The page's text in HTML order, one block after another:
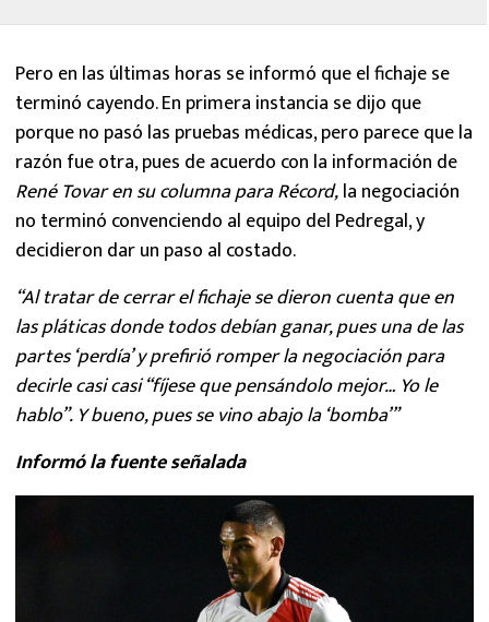
Pero en las últimas horas se informó que el fichaje se
terminó cayendo. En primera instancia se dijo que
porque no pasó las pruebas médicas, pero parece que la
razón fue otra, pues de acuerdo con la información de
René Tovar en su columna para Récord,la negociación
no terminó convenciendo al equipo del Pedregal, y
decidieron dar un paso al costado.
“Al tratar de cerrar el fichaje se dieron cuenta que en
las pláticas donde todos debían ganar, pues una de las
partes ‘perdía’ y prefirió romper la negociación para
decirle casi casi “fíjese que pensándolo mejor… Yo le
hablo”. Y bueno, pues se vino abajo la ‘bomba’”
Informó la fuente señalada